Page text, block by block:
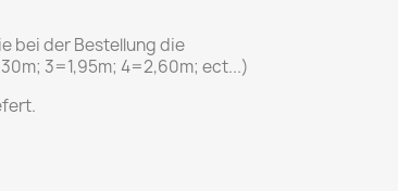
bei der Bestellung die
3=1,95m; 4=2,60m; ect...)